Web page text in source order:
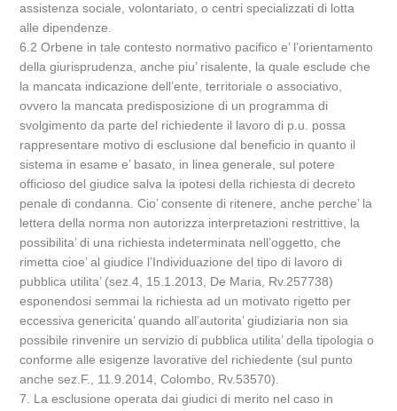
assistenza sociale, volontariato, o centri specializzati di lotta
alle dipendenze.
6.2 Orbene in tale contesto normativo pacifico e’ l’orientamento
della giurisprudenza, anche piu’ risalente, la quale esclude che
la mancata indicazione dell’ente, territoriale o associativo,
ovvero la mancata predisposizione di un programma di
svolgimento da parte del richiedente il lavoro di p.u. possa
rappresentare motivo di esclusione dal beneficio in quanto il
sistema in esame e’ basato, in linea generale, sul potere
officioso del giudice salva la ipotesi della richiesta di decreto
penale di condanna. Cio’ consente di ritenere, anche perche’ la
lettera della norma non autorizza interpretazioni restrittive, la
possibilita’ di una richiesta indeterminata nell’oggetto, che
rimetta cioe’ al giudice l’Individuazione del tipo di lavoro di
pubblica utilita’ (sez.4, 15.1.2013, De Maria, Rv.257738)
esponendosi semmai la richiesta ad un motivato rigetto per
eccessiva genericita’ quando all’autorita’ giudiziaria non sia
possibile rinvenire un servizio di pubblica utilita’ della tipologia o
conforme alle esigenze lavorative del richiedente (sul punto
anche sez.F., 11.9.2014, Colombo, Rv.53570).
7. La esclusione operata dai giudici di merito nel caso in